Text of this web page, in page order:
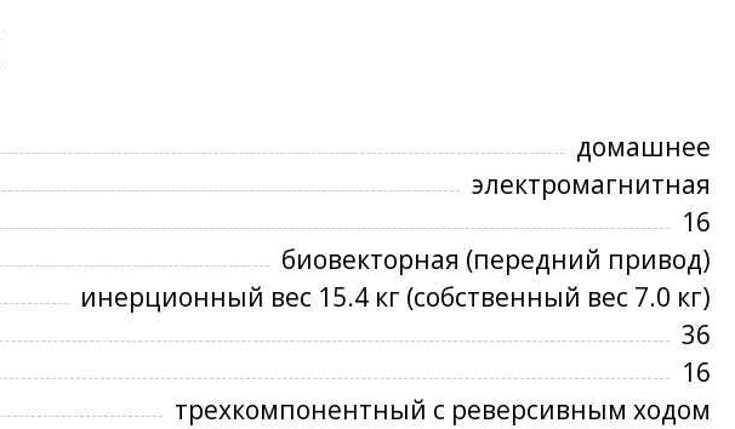
домашнее
электромагнитная
16
биовекторная (передний привод)
инерционный вес 15.4 кг (собственный вес 7.0 кг)
36
16
трехкомпонентный с реверсивным ходом